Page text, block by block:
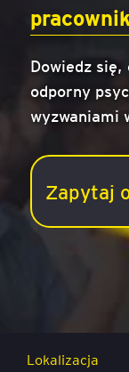
Dowiedz się,
odporny
wyzwaniami
Zapytaj
Lokalizacja